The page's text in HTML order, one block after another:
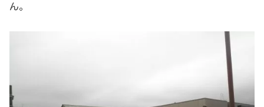
ん。